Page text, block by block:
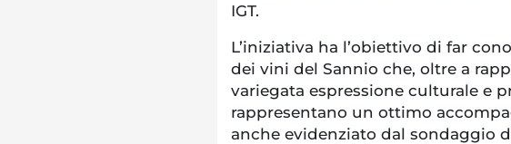
IGT.
L’iniziativa ha l’obiettivo di far
dei vini del Sannio che, oltre a
variegata espressione culturale e
rappresentano un ottimo
anche evidenziato dal sondaggio